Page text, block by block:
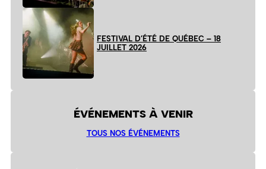
FESTIVAL D’ÉTÉ DE QUÉBEC – 18
JUILLET 2026
ÉVÉNEMENTS À VENIR
TOUS NOS ÉVÉNEMENTS